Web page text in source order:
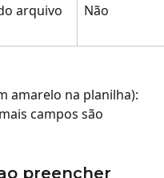
arquivo
Não
amarelo na planilha):
campos são
preencher